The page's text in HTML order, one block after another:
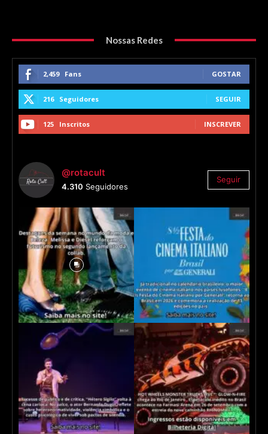
Nossas Redes
2,459 Fans GOSTAR
216 Seguidores SEGUIR
125 Inscritos INSCREVER
@rotacult
4.310 Seguidores
Seguir